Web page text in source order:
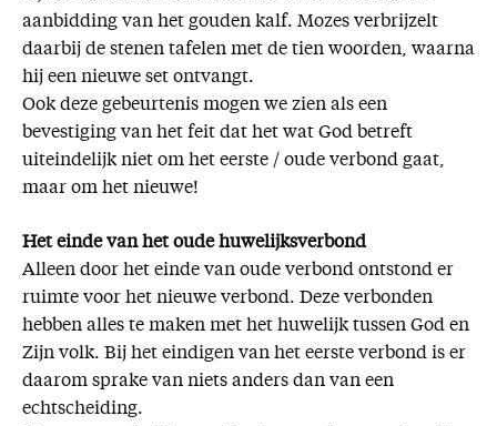
aanbidding van het gouden kalf. Mozes verbrijzelt
daarbij de stenen tafelen met de tien woorden, waarna
hij een nieuwe set ontvangt.
Ook deze gebeurtenis mogen we zien als een
bevestiging van het feit dat het wat God betreft
uiteindelijk niet om het eerste / oude verbond gaat,
maar om het nieuwe!
Het einde van het oude huwelijksverbond
Alleen door het einde van oude verbond ontstond er
ruimte voor het nieuwe verbond. Deze verbonden
hebben alles te maken met het huwelijk tussen God en
Zijn volk. Bij het eindigen van het eerste verbond is er
daarom sprake van niets anders dan van een
echtscheiding.